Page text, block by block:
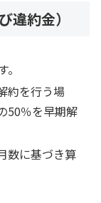
違約金）
約を行う場
50％を早期解
数に基づき算